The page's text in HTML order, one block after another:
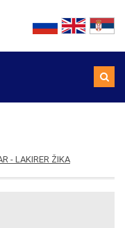
- LAKIRER ŽIKA